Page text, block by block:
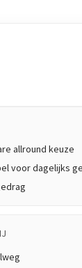
allround keuze
voor dagelijks